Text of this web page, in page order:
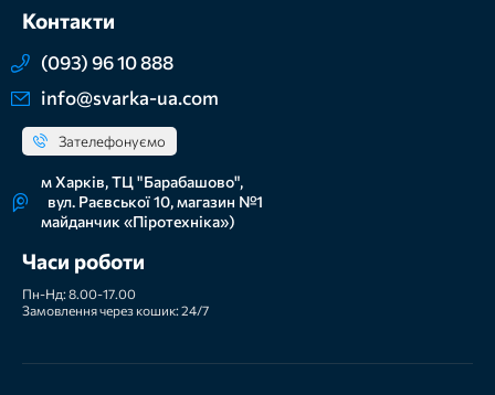
Контакти
(093) 96 10 888
info@svarka-ua.com
Зателефонуємо
м Харків, ТЦ "Барабашово",
вул. Раєвської 10, магазин №1
майданчик «Піротехніка»)
Часи роботи
Пн-Нд: 8.00-17.00
Замовлення через кошик: 24/7